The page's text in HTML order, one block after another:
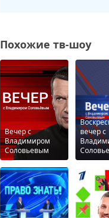
Похожие тв-шоу
Вечер с
Владимиром
Соловьевым
вечер с